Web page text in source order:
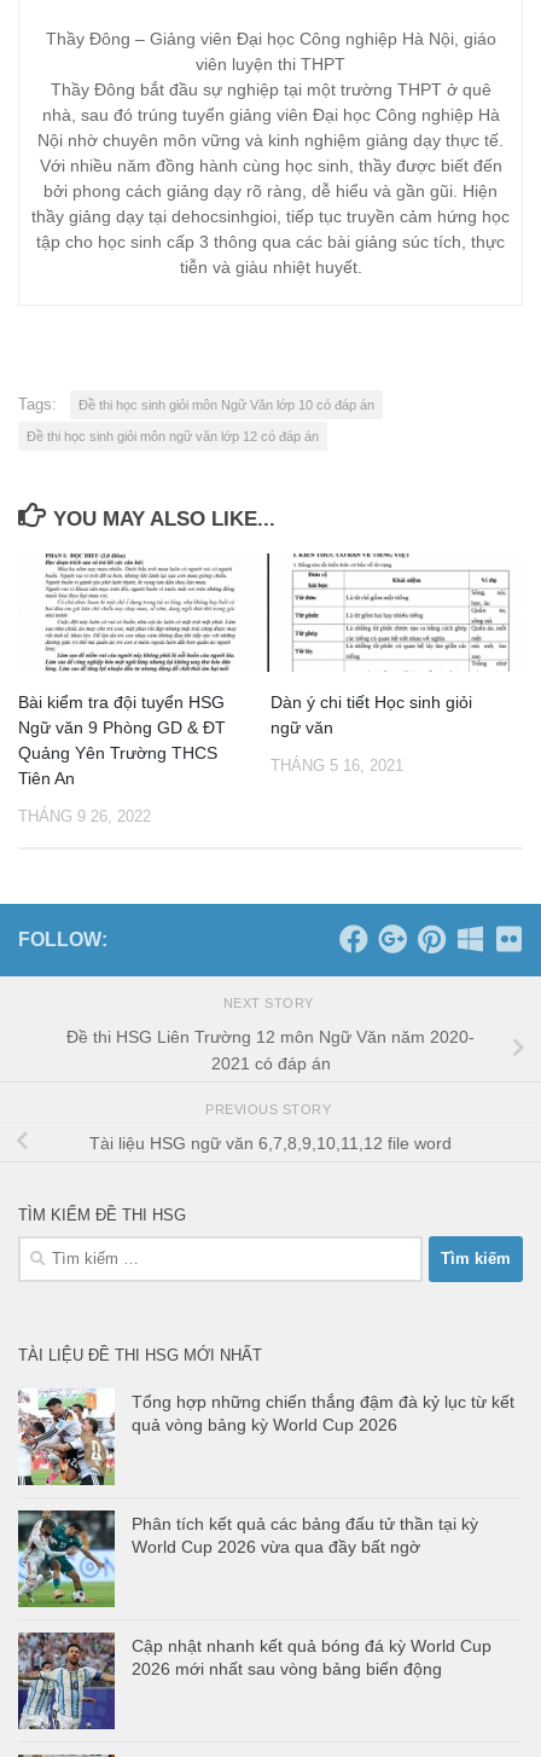
Thầy Đông – Giảng viên Đại học Công nghiệp Hà Nội, giáo
viên luyện thi THPT
Thầy Đông bắt đầu sự nghiệp tại một trường THPT ở quê
nhà, sau đó trúng tuyển giảng viên Đại học Công nghiệp Hà
Nội nhờ chuyên môn vững và kinh nghiệm giảng dạy thực tế.
Với nhiều năm đồng hành cùng học sinh, thầy được biết đến
bởi phong cách giảng dạy rõ ràng, dễ hiểu và gần gũi. Hiện
thầy giảng dạy tại dehocsinhgioi, tiếp tục truyền cảm hứng học
tập cho học sinh cấp 3 thông qua các bài giảng súc tích, thực
tiễn và giàu nhiệt huyết.
Tags: Đề thi học sinh giỏi môn Ngữ Văn lớp 10 có đáp án
Đề thi học sinh giỏi môn ngữ văn lớp 12 có đáp án
YOU MAY ALSO LIKE...
Bài kiểm tra đội tuyển HSG
Ngữ văn 9 Phòng GD & ĐT
Quảng Yên Trường THCS
Tiên An
THÁNG 9 26, 2022
Dàn ý chi tiết Học sinh giỏi
ngữ văn
THÁNG 5 16, 2021
FOLLOW:
NEXT STORY
Đề thi HSG Liên Trường 12 môn Ngữ Văn năm 2020-
2021 có đáp án
PREVIOUS STORY
Tài liệu HSG ngữ văn 6,7,8,9,10,11,12 file word
TÌM KIẾM ĐỀ THI HSG
Tìm
TÀI LIỆU ĐỀ THI HSG MỚI NHẤT
Tổng hợp những chiến thắng đậm đà kỷ lục từ kết
quả vòng bảng kỳ World Cup 2026
Phân tích kết quả các bảng đấu tử thần tại kỳ
World Cup 2026 vừa qua đầy bất ngờ
Cập nhật nhanh kết quả bóng đá kỳ World Cup
2026 mới nhất sau vòng bảng biến động